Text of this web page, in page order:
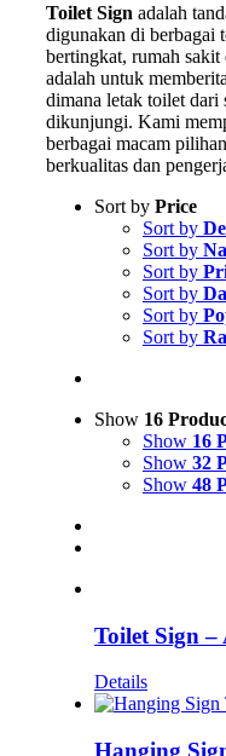
Toilet Sign adalah
digunakan di berbagai
bertingkat, rumah
adalah untuk
dimana letak toilet dari
dikunjungi. Kami
berbagai macam
berkualitas dan
Sort by Price
Sort by
Sort by
Sort by
Sort by
Sort by
Sort by
Show 16
Show 16
Show 32
Show 48
Toilet Sign –
Details
Hanging